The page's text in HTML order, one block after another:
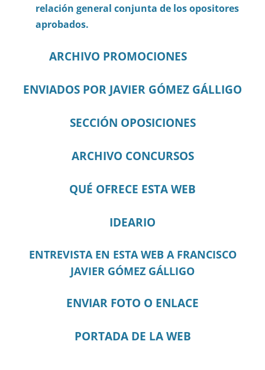
relación general conjunta de los opositores
aprobados.
ARCHIVO PROMOCIONES
ENVIADOS POR JAVIER GÓMEZ GÁLLIGO
SECCIÓN OPOSICIONES
ARCHIVO CONCURSOS
QUÉ OFRECE ESTA WEB
IDEARIO
ENTREVISTA EN ESTA WEB A FRANCISCO
JAVIER GÓMEZ GÁLLIGO
ENVIAR FOTO O ENLACE
PORTADA DE LA WEB